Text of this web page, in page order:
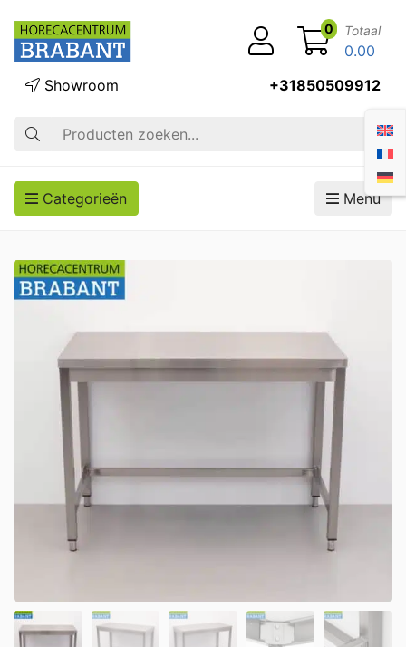
Zoek op
Showroom +31850509912
0 Totaal
0.00
Categorieën Menu